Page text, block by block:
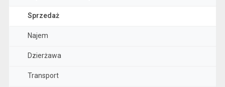
Sprzedaż
Najem
Dzierżawa
Transport